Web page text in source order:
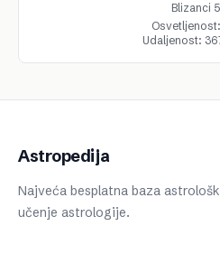
Blizanci
Udaljenost:
Astropedija
Najveća besplatna baza
učenje astrologije.